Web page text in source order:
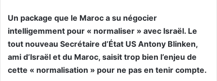
Un package que le Maroc a su négocier
intelligemment pour « normaliser » avec Israël. Le
tout nouveau Secrétaire d’État US Antony Blinken,
ami d’Israël et du Maroc, saisit trop bien l’enjeu de
cette « normalisation » pour ne pas en tenir compte.